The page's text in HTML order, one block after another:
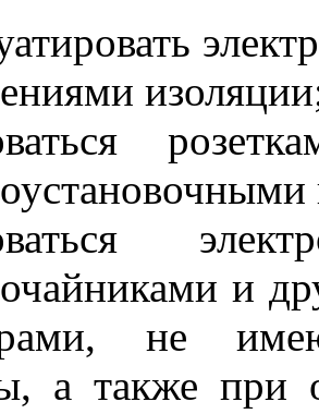
и
не
а также при